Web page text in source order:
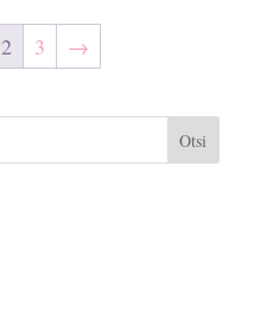
€8.90.
€5.90.
2 3 →